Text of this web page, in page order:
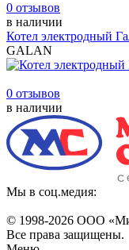
0 отзывов
в наличии
Котел электродный
GALAN
0 отзывов
в наличии
Мы в соц.медия:
© 1998-2026 ООО
Все права защищены.